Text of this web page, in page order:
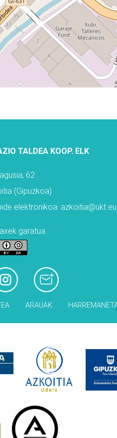
TALDEA KOOP. ELK
62
(Gipuzkoa)
elektronikoa:
garatua
ARAUAK